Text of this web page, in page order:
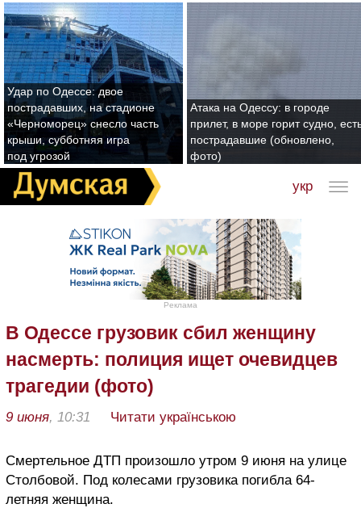
Удар по Одессе: двое
пострадавших, на стадионе
«Черноморец» снесло часть
крыши, субботняя игра
под угрозой
Атака на Одессу: в городе
прилет, в море горит судно,
пострадавшие (обновлено,
фото)
укр
Реклама
В Одессе грузовик сбил женщину
насмерть: полиция ищет очевидцев
трагедии (фото)
9 июня, 10:31 Читати українською
Смертельное ДТП произошло утром 9 июня на улице
Столбовой. Под колесами грузовика погибла 64-
летняя женщина.